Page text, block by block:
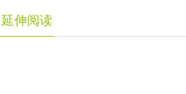
延伸阅读